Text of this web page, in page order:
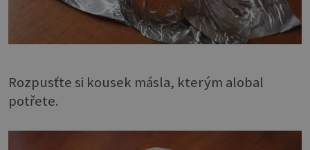
Rozpusťte si kousek másla, kterým alobal
potřete.